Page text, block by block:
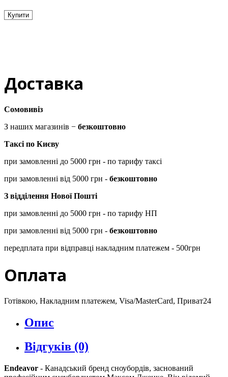
Купити
Доставка
Сомовивіз
З наших магазинів − безкоштовно
Таксі по Києву
при замовленні до 5000 грн - по тарифу таксі
при замовленні від 5000 грн - безкоштовно
З відділення Нової Пошті
при замовленні до 5000 грн - по тарифу НП
при замовленні від 5000 грн - безкоштовно
передплата при відправці накладним платежем - 500грн
Оплата
Готівкою, Накладним платежем, Visa/MasterCard, Приват24
Опис
Відгуків (0)
Endeavor - Канадський бренд сноубордів, заснований